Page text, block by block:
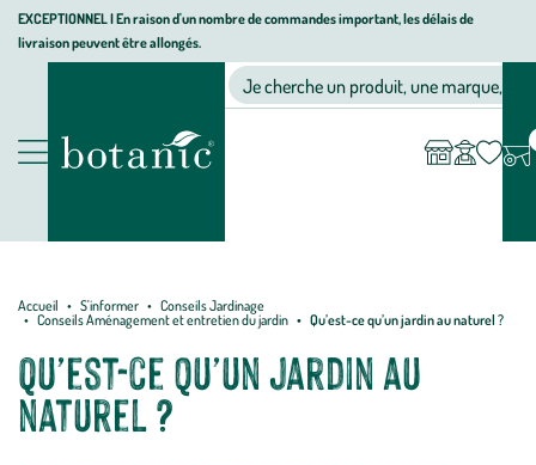
Aller
Aller
au
Aller
au
page
EXCEPTIONNEL I En raison d'un nombre de commandes important, les délais de
livraison peuvent être allongés.
Nos
animalerie,
décoration,
botanic®
Je cherche un produit, une marque, un
compte
Accueil S'informer
Conseils Jardinage
Conseils Aménagement et entretien du jardin
Qu’est-ce qu’un jardin au naturel ?
Qu’est-ce qu’un jardin au
naturel ?